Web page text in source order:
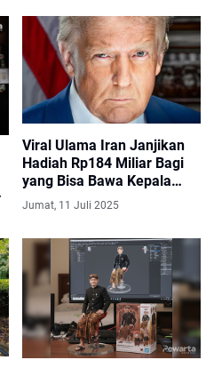
Viral Ulama Iran Janjikan
Hadiah Rp184 Miliar Bagi
yang Bisa Bawa Kepala
Donald Trump, Pemerintah
Iran Masih Bungkam
Jumat, 11 Juli 2025